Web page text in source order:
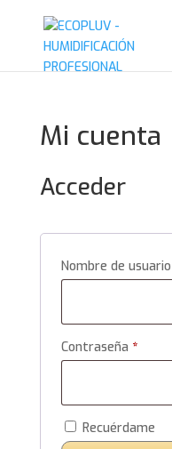
Mi cuenta
Acceder
Nombre de
Contraseña *
Recuérdame